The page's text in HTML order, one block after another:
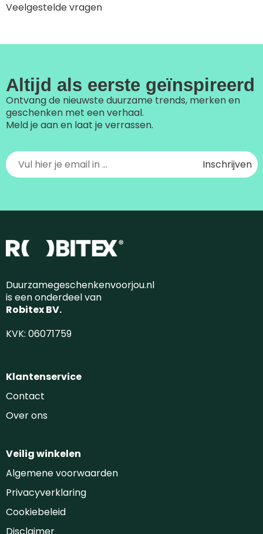
Veelgestelde vragen
Altijd als eerste geïnspireerd
Ontvang de nieuwste duurzame trends, merken en
geschenken met een verhaal.
Meld je aan en laat je verrassen.
Duurzamegeschenkenvoorjou.nl
is een onderdeel van
Robitex BV.
KVK: 06071759
Klantenservice
Contact
Over ons
Veilig winkelen
Algemene voorwaarden
Privacyverklaring
Cookiebeleid
Disclaimer